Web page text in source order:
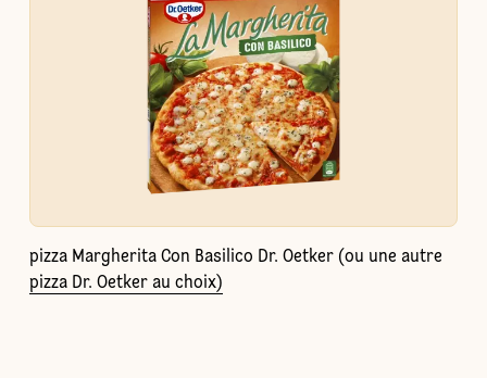
pizza Margherita Con Basilico Dr. Oetker (ou une autre
pizza Dr. Oetker au choix)